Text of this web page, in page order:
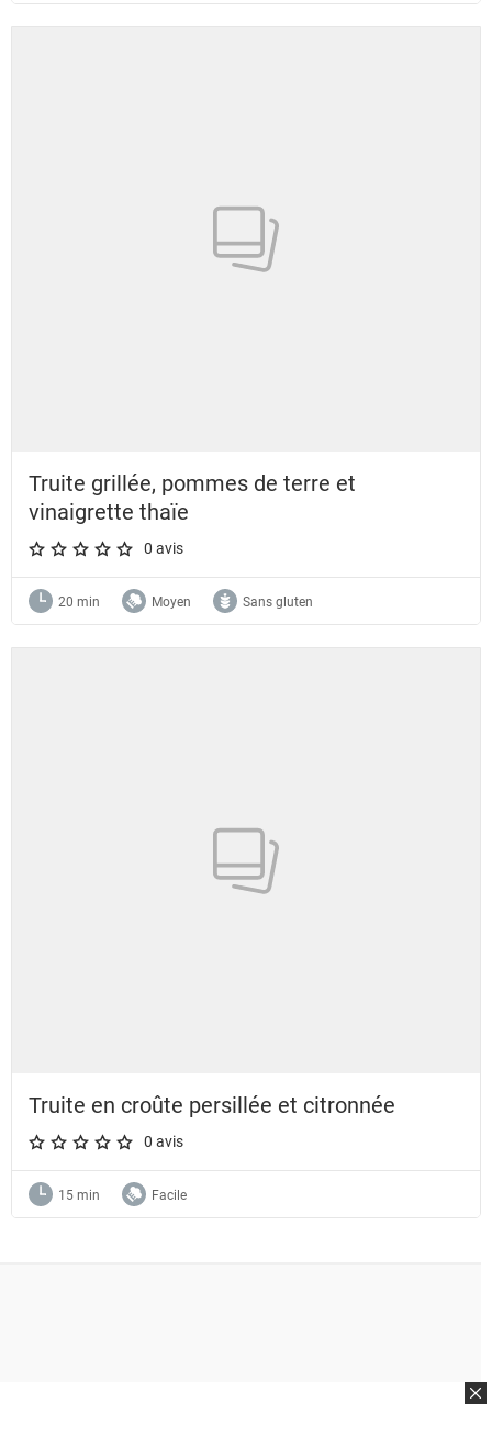
Truite grillée, pommes de terre et
vinaigrette thaïe
A star rating of 0 out of 5.
0 avis
20 min Moyen Sans gluten
Truite en croûte persillée et citronnée
A star rating of 0 out of 5.
0 avis
15 min Facile